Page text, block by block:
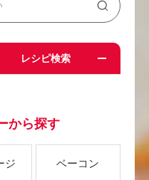
レシピ検索
から探す
ジ ベーコン